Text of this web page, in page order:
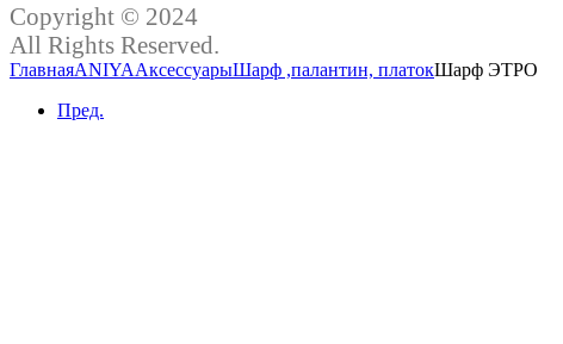
Copyright © 2024
All Rights Reserved.
ГлавнаяANIYAАксессуарыШарф ,палантин, платокШарф ЭТРО
Пред.